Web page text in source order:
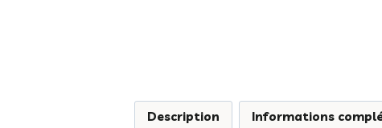
Description Informations